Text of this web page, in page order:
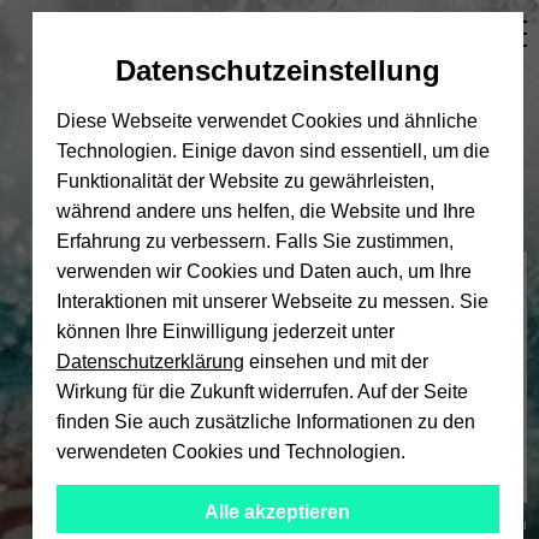
Automatische
vermeiden
skip
main
skip
main
skip
footer
Hochschulsport
© Universität Bielefeld
Datenschutzeinstellung
Diese Webseite verwendet Cookies und ähnliche
Technologien. Einige davon sind essentiell, um die
Funktionalität der Website zu gewährleisten,
während andere uns helfen, die Website und Ihre
Erfahrung zu verbessern. Falls Sie zustimmen,
verwenden wir Cookies und Daten auch, um Ihre
Interaktionen mit unserer Webseite zu messen. Sie
können Ihre Einwilligung jederzeit unter
Datenschutzerklärung einsehen und mit der
Wirkung für die Zukunft widerrufen. Auf der Seite
finden Sie auch zusätzliche Informationen zu den
verwendeten Cookies und Technologien.
Alle akzeptieren